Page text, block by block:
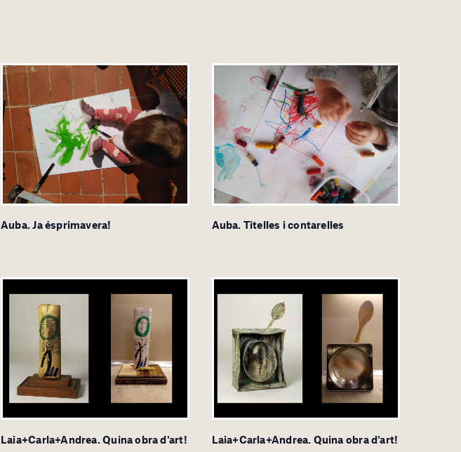
Auba. Ja ésprimavera! Auba. Titelles i contarelles
Laia+Carla+Andrea. Quina obra d'art! Laia+Carla+Andrea. Quina obra d'art!